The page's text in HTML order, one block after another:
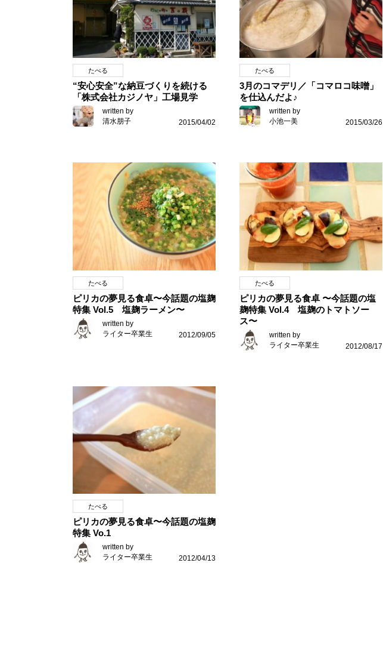
たべる
“安心安全”な納豆づくりを続ける
「株式会社カジノヤ」工場見学
written by
清水朋子
2015/04/02
たべる
3月のコマデリ／「コマロコ味噌」
を仕込んだよ♪
written by
小池一美
2015/03/26
たべる
ピリカの夢見る食卓〜今話題の塩麹
特集 Vol.5 塩麹ラーメン〜
written by
ライター卒業生
2012/09/05
たべる
ピリカの夢見る食卓 〜今話題の塩
麹特集 Vol.4 塩麹のトマトソー
ス〜
written by
ライター卒業生
2012/08/17
たべる
ピリカの夢見る食卓〜今話題の塩麹
特集 Vo.1
written by
ライター卒業生
2012/04/13